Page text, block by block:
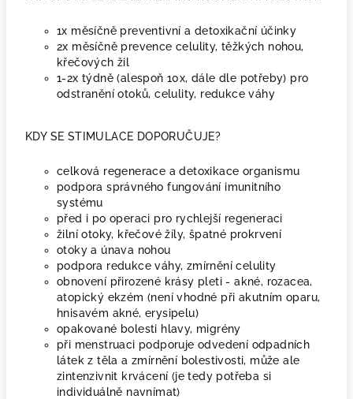
1x měsíčně preventivní a detoxikační účinky
2x měsíčně prevence celulity, těžkých nohou,
křečových žil
1-2x týdně (alespoň 10x, dále dle potřeby) pro
odstranění otoků, celulity, redukce váhy
KDY SE STIMULACE DOPORUČUJE?
celková regenerace a detoxikace organismu
podpora správného fungování imunitního
systému
před i po operaci pro rychlejší regeneraci
žilní otoky, křečové žíly, špatné prokrvení
otoky a únava nohou
podpora redukce váhy, zmírnění celulity
obnovení přirozené krásy pleti - akné, rozacea,
atopický ekzém (není vhodné při akutním oparu,
hnisavém akné, erysipelu)
opakované bolesti hlavy, migrény
při menstruaci podporuje odvedení odpadních
látek z těla a zmírnění bolestivosti, může ale
zintenzivnit krvácení (je tedy potřeba si
individuálně navnímat)